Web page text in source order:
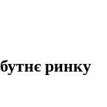
ринку